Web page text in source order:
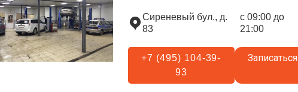
Сиреневый бул., д.
83
с 09:00 до
21:00
+7 (495) 104-39-
93
Записаться